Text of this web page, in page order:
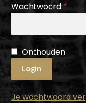
Wachtwoord*
Onthouden
Login
Je wachtwoord